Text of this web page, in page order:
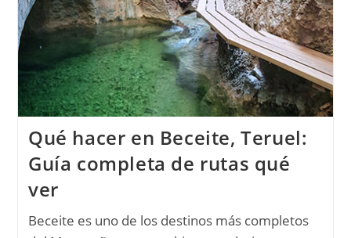
Qué hacer en Beceite, Teruel:
Guía completa de rutas qué
ver
Beceite es uno de los destinos más completos